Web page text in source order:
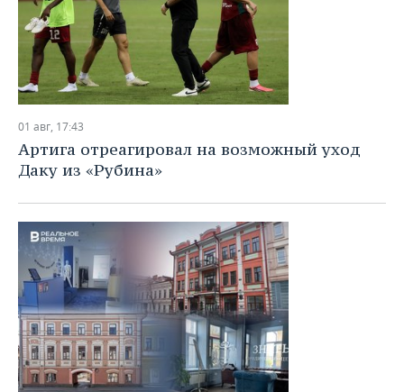
01 авг, 17:43
Артига отреагировал на возможный уход
Даку из «Рубина»